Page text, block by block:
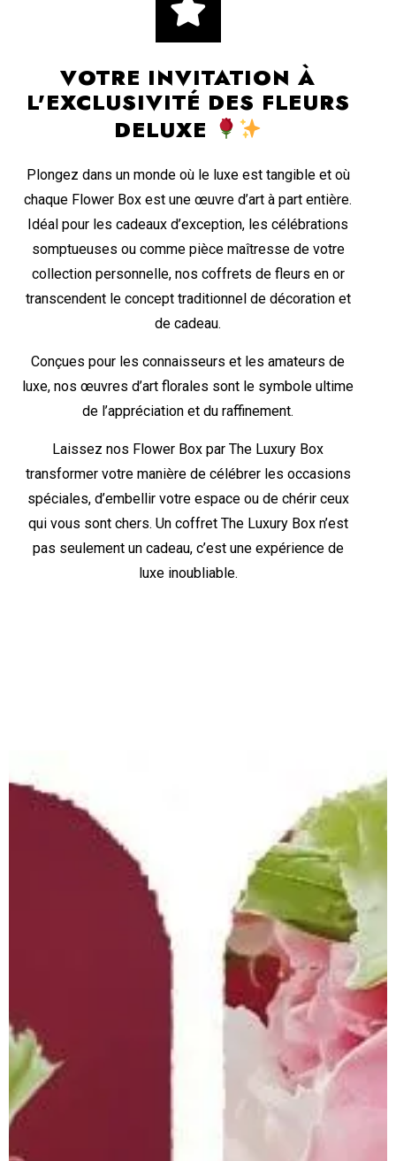
VOTRE INVITATION À
L'EXCLUSIVITÉ DES FLEURS
DELUXE
Plongez dans un monde où le luxe est tangible et où
chaque Flower Box est une œuvre d’art à part entière.
Idéal pour les cadeaux d’exception, les célébrations
somptueuses ou comme pièce maîtresse de votre
collection personnelle, nos coffrets de fleurs en or
transcendent le concept traditionnel de décoration et
de cadeau.
Conçues pour les connaisseurs et les amateurs de
luxe, nos œuvres d’art florales sont le symbole ultime
de l’appréciation et du raffinement.
Laissez nos Flower Box par The Luxury Box
transformer votre manière de célébrer les occasions
spéciales, d’embellir votre espace ou de chérir ceux
qui vous sont chers. Un coffret The Luxury Box n’est
pas seulement un cadeau, c’est une expérience de
luxe inoubliable.